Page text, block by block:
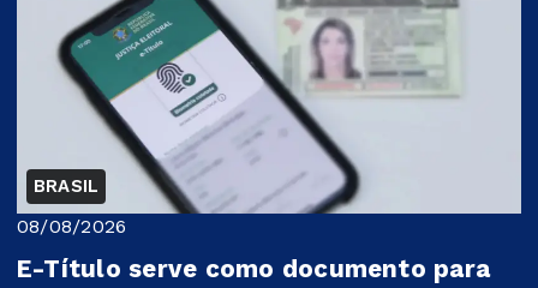
BRASIL
08/08/2026
E-Título serve como documento para